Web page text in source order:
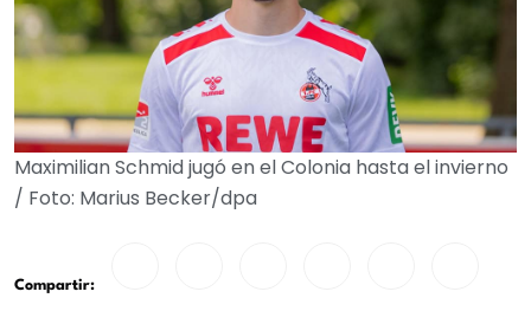
Maximilian Schmid jugó en el Colonia hasta el invierno
/ Foto: Marius Becker/dpa
Compartir: